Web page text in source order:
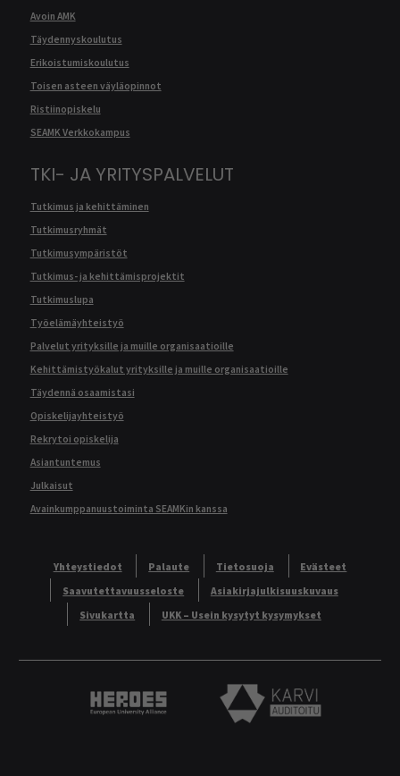
Avoin AMK
Täydennyskoulutus
Erikoistumiskoulutus
Toisen asteen väyläopinnot
Ristiinopiskelu
SEAMK Verkkokampus
TKI- JA YRITYSPALVELUT
Tutkimus ja kehittäminen
Tutkimusryhmät
Tutkimusympäristöt
Tutkimus- ja kehittämisprojektit
Tutkimuslupa
Työelämäyhteistyö
Palvelut yrityksille ja muille organisaatioille
Kehittämistyökalut yrityksille ja muille organisaatioille
Täydennä osaamistasi
Opiskelijayhteistyö
Rekrytoi opiskelija
Asiantuntemus
Julkaisut
Avainkumppanuustoiminta SEAMKin kanssa
Yhteystiedot Palaute Tietosuoja
Evästeet
Saavutettavuusseloste
Asiakirjajulkisuuskuvaus
Sivukartta
UKK – Usein kysytyt kysymykset
Heroes European University Alliance logo
Karvi Auditoitu logo